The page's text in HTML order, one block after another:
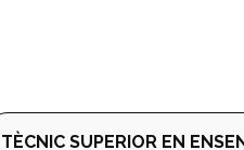
TÈCNIC SUPERIOR EN